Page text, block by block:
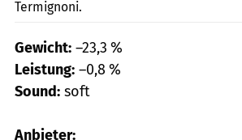
Termignoni.
Gewicht: –23,3 %
Leistung: –0,8 %
Sound: soft
Anbieter: